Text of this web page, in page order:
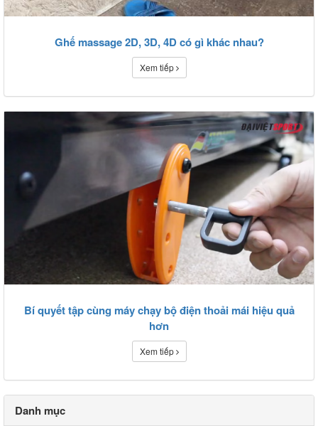
Ghế massage 2D, 3D, 4D có gì khác nhau?
Xem tiếp
Bí quyết tập cùng máy chạy bộ điện thoải mái hiệu quả
hơn
Xem tiếp
Danh mục